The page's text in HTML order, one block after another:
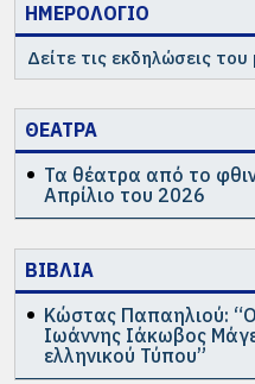
ΗΜΕΡΟΛΟΓΙΟ
Δείτε τις εκδηλώσεις
ΘΕΑΤΡΑ
Τα θέατρα από το
Απρίλιο του 2026
ΒΙΒΛΙΑ
Κώστας Παπαηλιού:
Ιωάννης Ιάκωβος
ελληνικού Τύπου”